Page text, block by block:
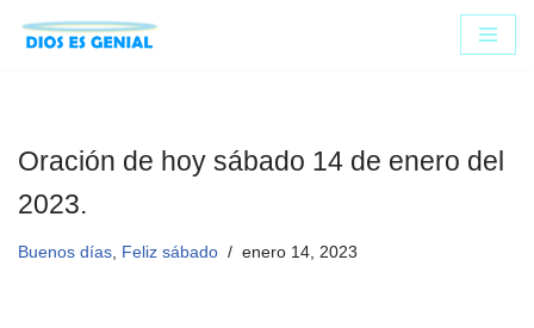
Oración de hoy sábado 14 de enero del
2023.
Buenos días, Feliz sábado enero 14, 2023